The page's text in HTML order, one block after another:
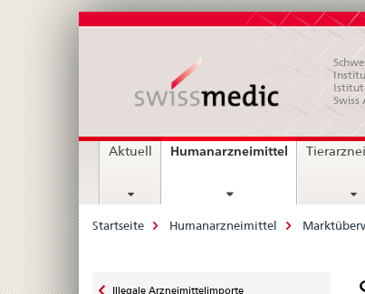
Swiss
Hauptnavigation
Aktuell Humanarzneimittel current
Breadcrumb
Startseite Humanarzneimittel
Illegale Arzneimittelimporte